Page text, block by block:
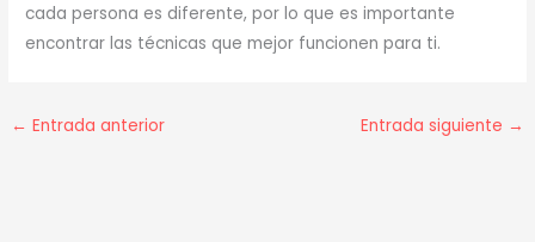
cada persona es diferente, por lo que es importante
encontrar las técnicas que mejor funcionen para ti.
← Entrada anterior Entrada siguiente →